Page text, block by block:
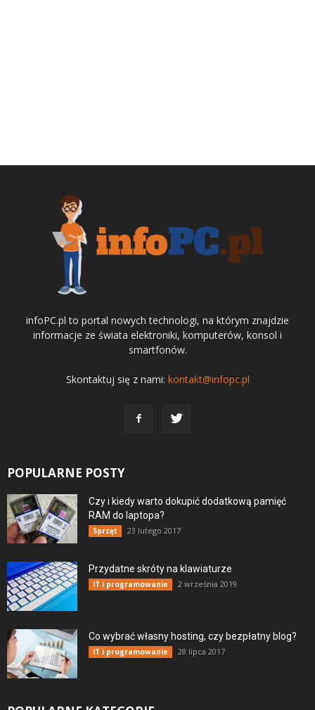
infoPC.pl to portal nowych technologi, na którym znajdzie
informacje ze świata elektroniki, komputerów, konsol i
smartfonów.
Skontaktuj się z nami: kontakt@infopc.pl
POPULARNE POSTY
Czy i kiedy warto dokupić dodatkową pamięć
RAM do laptopa?
Sprzęt 23 lutego 2017
Przydatne skróty na klawiaturze
IT i programowanie 2 września 2019
Co wybrać własny hosting, czy bezpłatny blog?
IT i programowanie 28 lipca 2017